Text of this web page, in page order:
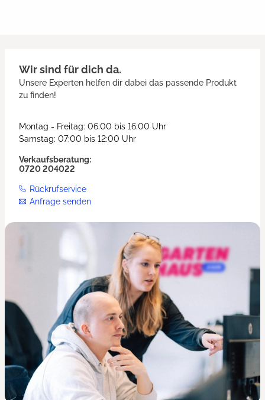
Wir sind für dich da.
Unsere Experten helfen dir dabei das passende Produkt
zu finden!
Montag - Freitag: 06:00 bis 16:00 Uhr
Samstag: 07:00 bis 12:00 Uhr
Verkaufsberatung:
0720 204022
Rückrufservice
Anfrage senden